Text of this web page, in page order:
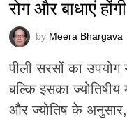
रोग और बाधाएं
by Meera Bhargava
पीली सरसों का
बल्कि इसका
और ज्योतिष के